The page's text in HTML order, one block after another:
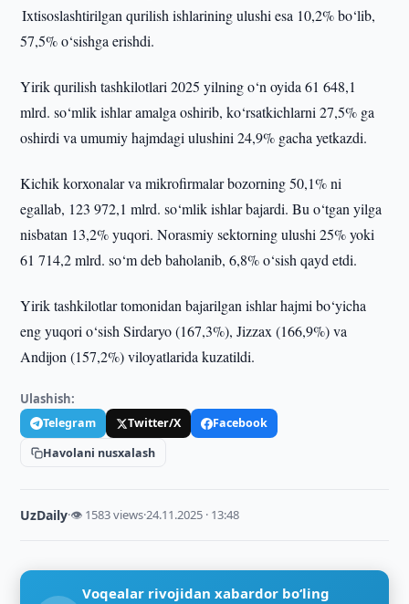
Ixtisoslashtirilgan qurilish ishlarining ulushi esa 10,2% bo‘lib,
57,5% o‘sishga erishdi.
Yirik qurilish tashkilotlari 2025 yilning o‘n oyida 61 648,1
mlrd. so‘mlik ishlar amalga oshirib, ko‘rsatkichlarni 27,5% ga
oshirdi va umumiy hajmdagi ulushini 24,9% gacha yetkazdi.
Kichik korxonalar va mikrofirmalar bozorning 50,1% ni
egallab, 123 972,1 mlrd. so‘mlik ishlar bajardi. Bu o‘tgan yilga
nisbatan 13,2% yuqori. Norasmiy sektorning ulushi 25% yoki
61 714,2 mlrd. so‘m deb baholanib, 6,8% o‘sish qayd etdi.
Yirik tashkilotlar tomonidan bajarilgan ishlar hajmi bo‘yicha
eng yuqori o‘sish Sirdaryo (167,3%), Jizzax (166,9%) va
Andijon (157,2%) viloyatlarida kuzatildi.
Ulashish:
Telegram Twitter/X
Facebook
Havolani nusxalash
UzDaily·👁 1583 views·24.11.2025 · 13:48
Voqealar rivojidan xabardor bo‘ling